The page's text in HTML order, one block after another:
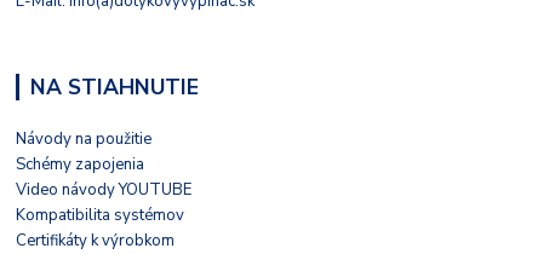
NA STIAHNUTIE
Návody na použitie
Schémy zapojenia
Video návody YOUTUBE
Kompatibilita systémov
Certifikáty k výrobkom